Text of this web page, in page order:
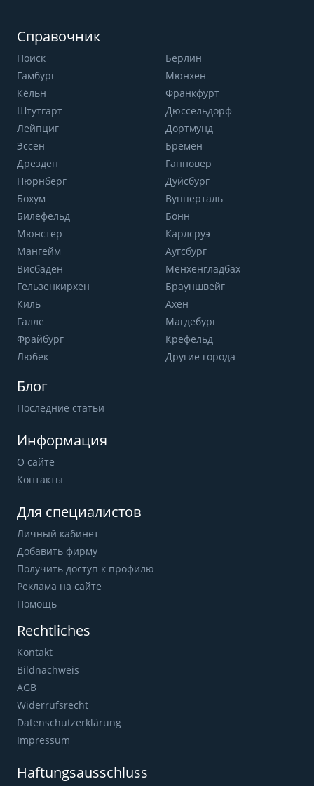
Справочник
Поиск
Берлин
Гамбург
Мюнхен
Кёльн
Франкфурт
Штутгарт
Дюссельдорф
Лейпциг
Дортмунд
Эссен
Бремен
Дрезден
Ганновер
Нюрнберг
Дуйсбург
Бохум
Вупперталь
Билефельд
Бонн
Мюнстер
Карлсруэ
Мангейм
Аугсбург
Висбаден
Мёнхенгладбах
Гельзенкирхен
Брауншвейг
Киль
Ахен
Галле
Магдебург
Фрайбург
Крефельд
Любек
Другие города
Блог
Последние статьи
Информация
О сайте
Контакты
Для специалистов
Личный кабинет
Добавить фирму
Получить доступ к профилю
Реклама на сайте
Помощь
Rechtliches
Kontakt
Bildnachweis
AGB
Widerrufsrecht
Datenschutzerklärung
Impressum
Haftungsausschluss